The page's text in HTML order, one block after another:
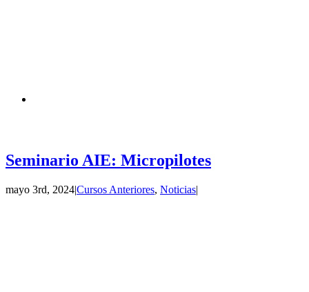
Seminario AIE: Micropilotes
mayo 3rd, 2024|Cursos Anteriores, Noticias|